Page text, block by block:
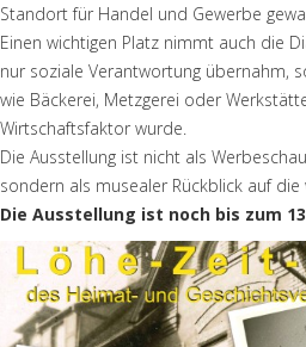
Standort für Handel und Gewerbe
Einen wichtigen Platz nimmt auch die
nur soziale Verantwortung übernahm,
wie Bäckerei, Metzgerei oder
Wirtschaftsfaktor wurde.
Die Ausstellung ist nicht als
sondern als musealer Rückblick auf
Die Ausstellung ist noch bis zum